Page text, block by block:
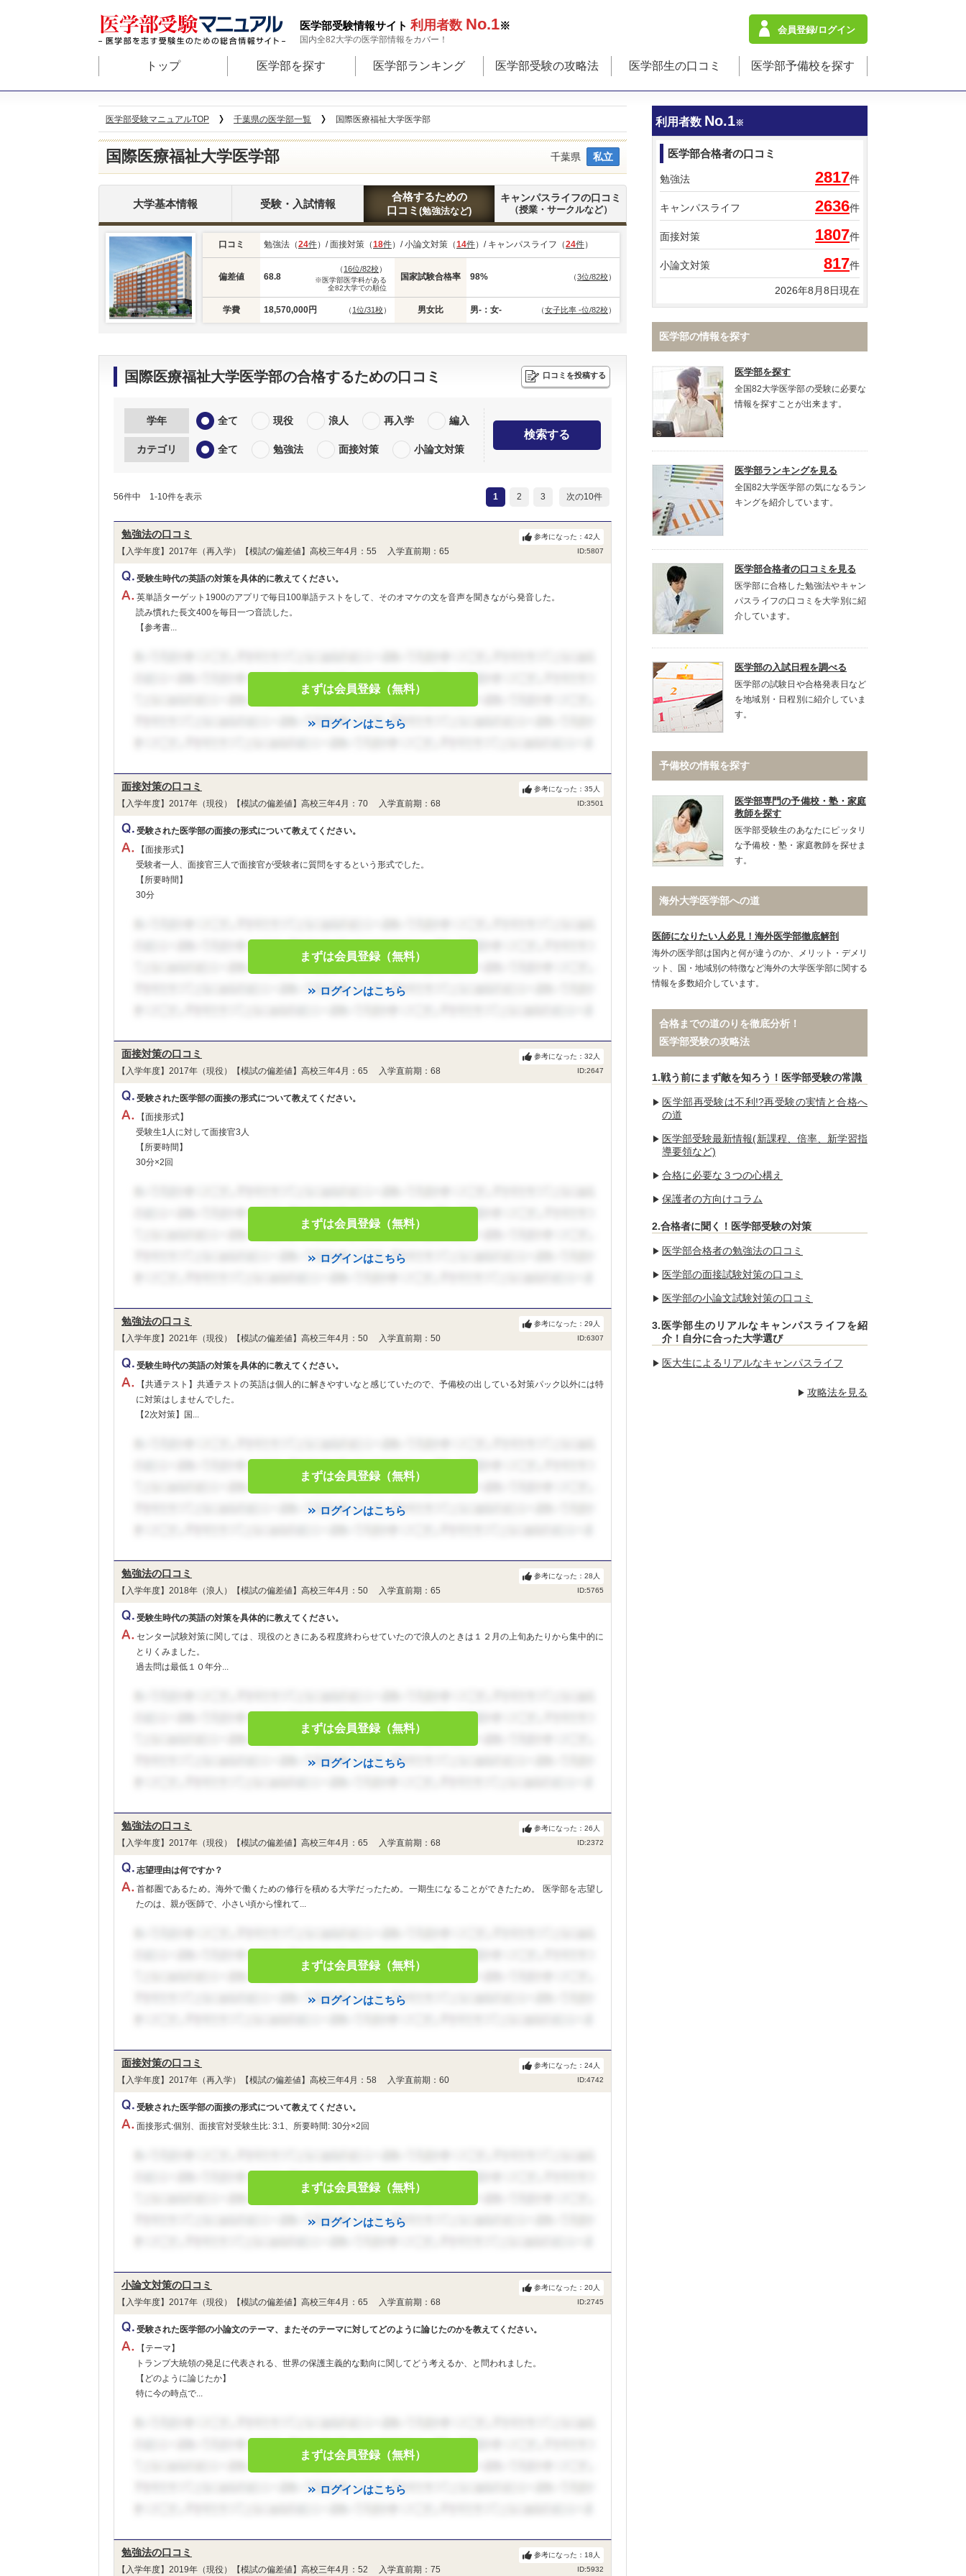
医学部受験情報サイト 利用者数 No.1※
国内全82大学の医学部情報をカバー！
会員登録/ログイン
トップ 医学部を探す 医学部ランキング 医学部受験の攻略法 医学部生の口コミ 医学部予備校を探す
医学部受験マニュアルTOP 千葉県の医学部一覧 国際医療福祉大学医学部
国際医療福祉大学医学部 千葉県 私立
大学基本情報 受験・入試情報
合格するための
口コミ (勉強法など)
キャンパスライフの口コミ
（授業・サークルなど）
口コミ 勉強法（24件）/ 面接対策（18件）/ 小論文対策（14件）/ キャンパスライフ（24件）
偏差値 68.8
（ 16位/82校）
※医学部医学科がある
全82大学での順位
国家試験合格率 98% （3位/82校）
学費 18,570,000円 （ 1位/31校） 男女比 男-：女- （女子比率 -位/82校）
国際医療福祉大学医学部の合格するための口コミ 口コミを投稿する
学年 全て 現役 浪人 再入学 編入
カテゴリ 全て 勉強法 面接対策 小論文対策
検索する
56件中 1-10件を表示 1 2 3 次の10件
勉強法の口コミ
【入学年度】2017年（再入学）【模試の偏差値】高校三年4月：55 入学直前期：65 ID:5807
参考になった： 42 人
受験生時代の英語の対策を具体的に教えてください。
英単語ターゲット1900のアプリで毎日100単語テストをして、そのオマケの文を音声を聞きながら発音した。
読み慣れた長文400を毎日一つ音読した。
【参考書...
まずは会員登録（無料）
ログインはこちら
面接対策の口コミ
【入学年度】2017年（現役）【模試の偏差値】高校三年4月：70 入学直前期：68 ID:3501
参考になった： 35 人
受験された医学部の面接の形式について教えてください。
【面接形式】
受験者一人、面接官三人で面接官が受験者に質問をするという形式でした。
【所要時間】
30分
まずは会員登録（無料）
ログインはこちら
面接対策の口コミ
【入学年度】2017年（現役）【模試の偏差値】高校三年4月：65 入学直前期：68 ID:2647
参考になった： 32 人
受験された医学部の面接の形式について教えてください。
【面接形式】
受験生1人に対して面接官3人
【所要時間】
30分×2回
まずは会員登録（無料）
ログインはこちら
勉強法の口コミ
【入学年度】2021年（現役）【模試の偏差値】高校三年4月：50 入学直前期：50 ID:6307
参考になった： 29 人
受験生時代の英語の対策を具体的に教えてください。
【共通テスト】共通テストの英語は個人的に解きやすいなと感じていたので、予備校の出している対策パック以外には特
に対策はしませんでした。
【2次対策】国...
まずは会員登録（無料）
ログインはこちら
勉強法の口コミ
【入学年度】2018年（浪人）【模試の偏差値】高校三年4月：50 入学直前期：65 ID:5765
参考になった： 28 人
受験生時代の英語の対策を具体的に教えてください。
センター試験対策に関しては、現役のときにある程度終わらせていたので浪人のときは１２月の上旬あたりから集中的に
とりくみました。
過去問は最低１０年分...
まずは会員登録（無料）
ログインはこちら
勉強法の口コミ
【入学年度】2017年（現役）【模試の偏差値】高校三年4月：65 入学直前期：68 ID:2372
参考になった： 26 人
志望理由は何ですか？
首都圏であるため。海外で働くための修行を積める大学だったため。一期生になることができたため。 医学部を志望し
たのは、親が医師で、小さい頃から憧れて...
まずは会員登録（無料）
ログインはこちら
面接対策の口コミ
【入学年度】2017年（再入学）【模試の偏差値】高校三年4月：58 入学直前期：60 ID:4742
参考になった： 24人
受験された医学部の面接の形式について教えてください。
面接形式:個別、面接官対受験生比: 3:1、所要時間: 30分×2回
まずは会員登録（無料）
ログインはこちら
小論文対策の口コミ
【入学年度】2017年（現役）【模試の偏差値】高校三年4月：65 入学直前期：68 ID:2745
参考になった： 20人
受験された医学部の小論文のテーマ、またそのテーマに対してどのように論じたのかを教えてください。
【テーマ】
トランプ大統領の発足に代表される、世界の保護主義的な動向に関してどう考えるか、と問われました。
【どのように論じたか】
特に今の時点で...
まずは会員登録（無料）
ログインはこちら
勉強法の口コミ
【入学年度】2019年（現役）【模試の偏差値】高校三年4月：52 入学直前期：75 ID:5932
参考になった： 18 人
利用者数 No.1※
医学部合格者の口コミ
勉強法 2817件
キャンパスライフ 2636件
面接対策 1807件
小論文対策 817件
2026年8月8日現在
医学部の情報を探す
医学部を探す
全国82大学医学部の受験に必要な
情報を探すことが出来ます。
医学部ランキングを見る
全国82大学医学部の気になるラン
キングを紹介しています。
医学部合格者の口コミを見る
医学部に合格した勉強法やキャン
パスライフの口コミを大学別に紹
介しています。
医学部の入試日程を調べる
医学部の試験日や合格発表日など
を地域別・日程別に紹介していま
す。
予備校の情報を探す
医学部専門の予備校・塾・家庭
教師を探す
医学部受験生のあなたにピッタリ
な予備校・塾・家庭教師を探せま
す。
海外大学医学部への道
医師になりたい人必見！海外医学部徹底解剖
海外の医学部は国内と何が違うのか、メリット・デメリ
ット、国・地域別の特徴など海外の大学医学部に関する
情報を多数紹介しています。
合格までの道のりを徹底分析！
医学部受験の攻略法
1.戦う前にまず敵を知ろう！医学部受験の常識
医学部再受験は不利!?再受験の実情と合格へ
の道
医学部受験最新情報(新課程、倍率、新学習指
導要領など)
合格に必要な３つの心構え
保護者の方向けコラム
2.合格者に聞く！医学部受験の対策
医学部合格者の勉強法の口コミ
医学部の面接試験対策の口コミ
医学部の小論文試験対策の口コミ
3.医学部生のリアルなキャンパスライフを紹
介！自分に合った大学選び
医大生によるリアルなキャンパスライフ
攻略法を見る